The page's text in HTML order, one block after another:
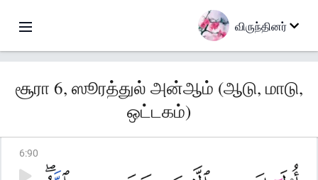
விருந்தினர்
சூரா 6, ஸூரத்துல் அன்ஆம் (ஆடு, மாடு,
ஒட்டகம்)
6:90